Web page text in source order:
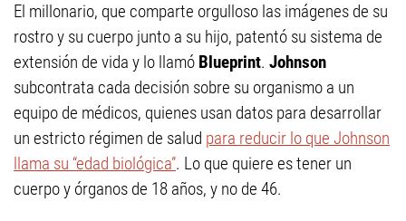
El millonario, que comparte orgulloso las imágenes de su
rostro y su cuerpo junto a su hijo, patentó su sistema de
extensión de vida y lo llamó Blueprint. Johnson
subcontrata cada decisión sobre su organismo a un
equipo de médicos, quienes usan datos para desarrollar
un estricto régimen de salud para reducir lo que Johnson
llama su “edad biológica”. Lo que quiere es tener un
cuerpo y órganos de 18 años, y no de 46.